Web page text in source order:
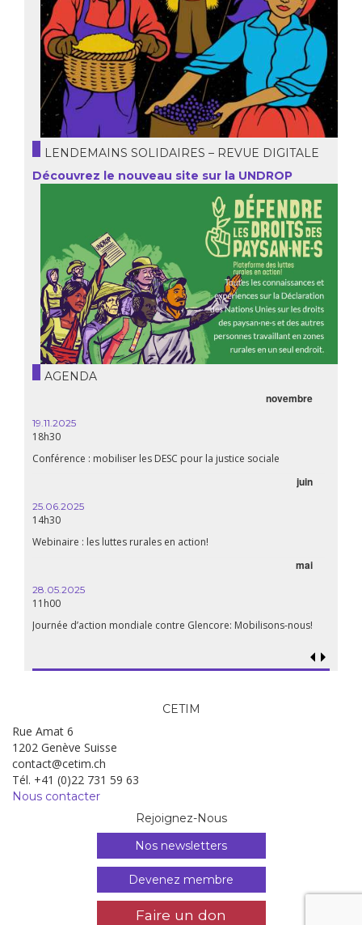
LENDEMAINS SOLIDAIRES – REVUE DIGITALE
Découvrez le nouveau site sur la UNDROP
AGENDA
novembre
19.11.2025
18h30
Conférence : mobiliser les DESC pour la justice sociale
juin
25.06.2025
14h30
Webinaire : les luttes rurales en action!
mai
28.05.2025
11h00
Journée d’action mondiale contre Glencore: Mobilisons-nous!
CETIM
Rue Amat 6
1202 Genève Suisse
contact@cetim.ch
Tél. +41 (0)22 731 59 63
Nous contacter
Rejoignez-Nous
Nos newsletters
Devenez membre
Faire un don